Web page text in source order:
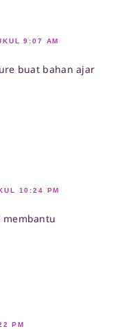
9:07 AM
buat bahan ajar
10:24 PM
membantu
PM